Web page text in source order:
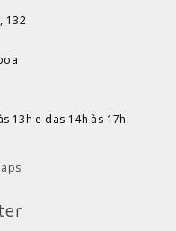
132
13h e das 14h às 17h.